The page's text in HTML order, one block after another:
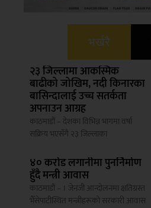
भर्खरै
२३ जिल्लामा आकस्मिक
बाढीको जोखिम, नदी किनारका
बासिन्दालाई उच्च सतर्कता
अपनाउन आग्रह
काठमाडौं – देशका विभिन्न भागमा वर्षा
सक्रिय भएसँगै २३ जिल्लाका
४० करोड लगानीमा पुनर्निर्माण
हुँदै मन्त्री आवास
काठमाडौं – । जेनजी आन्दोलनमा क्षतिग्रस्त
भैँसेपाटीस्थित मन्त्रीहरूको सरकारी आवास